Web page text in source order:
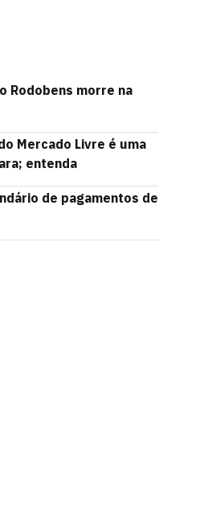
Rodobens morre na
Mercado Livre é uma
entenda
de pagamentos de